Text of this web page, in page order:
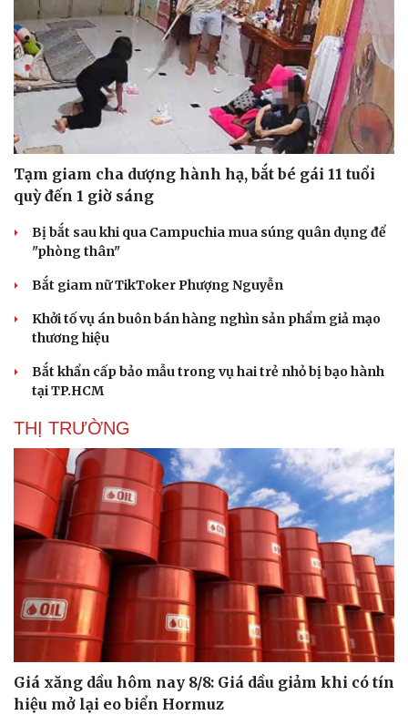
Tạm giam cha dượng hành hạ, bắt bé gái 11 tuổi
quỳ đến 1 giờ sáng
Bị bắt sau khi qua Campuchia mua súng quân dụng để
"phòng thân"
Bắt giam nữ TikToker Phượng Nguyễn
Khởi tố vụ án buôn bán hàng nghìn sản phẩm giả mạo
thương hiệu
Bắt khẩn cấp bảo mẫu trong vụ hai trẻ nhỏ bị bạo hành
tại TP.HCM
THỊ TRƯỜNG
Giá xăng dầu hôm nay 8/8: Giá dầu giảm khi có tín
hiệu mở lại eo biển Hormuz